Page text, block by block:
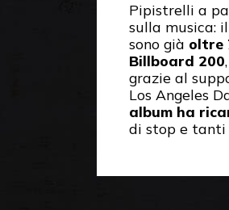
Pipistrelli a
sulla musica:
sono già oltre
Billboard 200
grazie al
Los Angeles
album ha
di stop e tanti